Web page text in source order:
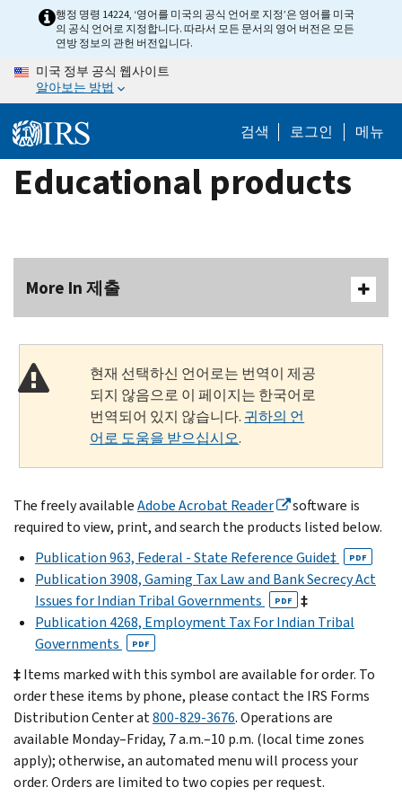
content
행정 명령 14224, ‘영어를 미국의 공식 언어로 지정’은 영어를 미국
의 공식 언어로 지정합니다. 따라서 모든 문서의 영어 버전은 모든
연방 정보의 관헌 버전입니다.
미국 정부 공식 웹사이트
알아보는 방법
검색 로그인 메뉴
Educational products
More In 제출
현재 선택하신 언어로는 번역이 제공
되지 않음으로 이 페이지는 한국어로
번역되어 있지 않습니다. 귀하의 언
어로 도움을 받으십시오.
The freely availableAdobe Acrobat Reader
software is
required to view, print, and search the products listed below.
Publication 963, Federal - State Reference Guide‡
PDF
Publication 3908, Gaming Tax Law and Bank Secrecy Act
Issues for Indian Tribal Governments
PDF
‡
Publication 4268, Employment Tax For Indian Tribal
Governments
PDF
‡Items marked with this symbol are available for order. To
order these items by phone, please contact the IRS Forms
Distribution Center at800-829-3676. Operations are
available Monday–Friday, 7 a.m.–10 p.m. (local time zones
apply); otherwise, an automated menu will process your
order. Orders are limited to two copies per request.